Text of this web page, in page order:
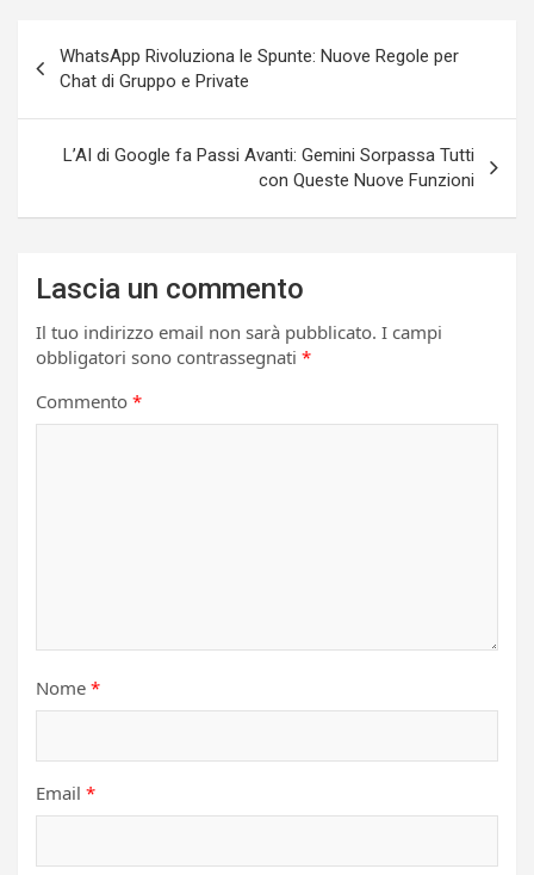
articoli
WhatsApp Rivoluziona le Spunte: Nuove Regole per
Chat di Gruppo e Private
L’AI di Google fa Passi Avanti: Gemini Sorpassa Tutti
con Queste Nuove Funzioni
Lascia un commento
Il tuo indirizzo email non sarà pubblicato. I campi
obbligatori sono contrassegnati *
Commento *
Nome *
Email *